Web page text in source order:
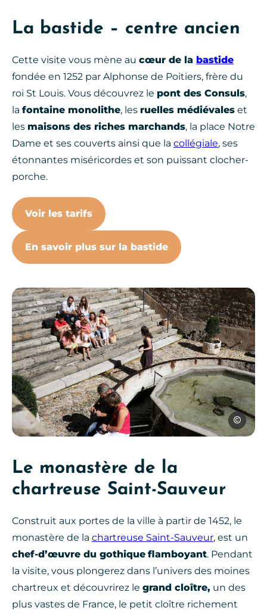
visite-groupe-bastide, ©
Jérôme
La bastide – centre ancien
Cette visite vous mène au cœur de la bastide
fondée en 1252 par Alphonse de Poitiers, frère du
roi St Louis. Vous découvrez le pont des Consuls,
la fontaine monolithe, les ruelles médiévales et
les maisons des riches marchands, la place Notre
Dame et ses couverts ainsi que la collégiale, ses
étonnantes miséricordes et son puissant clocher-
porche.
Voir les tarifs
En savoir plus sur la bastide
Le monastère de la
chartreuse Saint-Sauveur
Construit aux portes de la ville à partir de 1452, le
monastère de la chartreuse Saint-Sauveur, est un
chef-d’œuvre du gothique flamboyant. Pendant
la visite, vous plongerez dans l’univers des moines
chartreux et découvrirez le grand cloître, un des
plus vastes de France, le petit cloître richement